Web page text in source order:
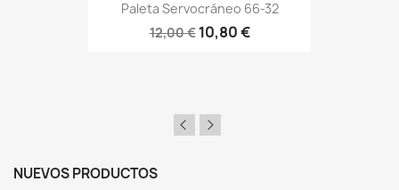
Paleta Servocráneo 66-32
12,00 € 10,80 €
NUEVOS PRODUCTOS